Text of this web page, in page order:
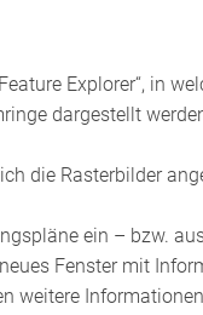
Explorer“, in
dargestellt
die Rasterbilder
ein – bzw.
Fenster mit
weitere